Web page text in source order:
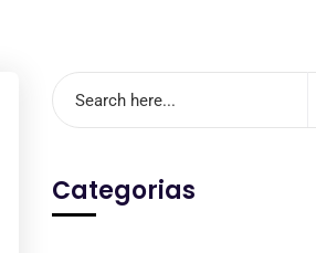
Categorias